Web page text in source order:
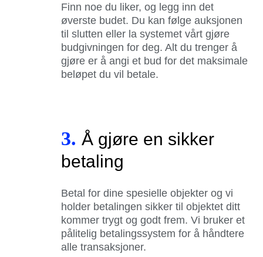
Finn noe du liker, og legg inn det
øverste budet. Du kan følge auksjonen
til slutten eller la systemet vårt gjøre
budgivningen for deg. Alt du trenger å
gjøre er å angi et bud for det maksimale
beløpet du vil betale.
3. Å gjøre en sikker
betaling
Betal for dine spesielle objekter og vi
holder betalingen sikker til objektet ditt
kommer trygt og godt frem. Vi bruker et
pålitelig betalingssystem for å håndtere
alle transaksjoner.